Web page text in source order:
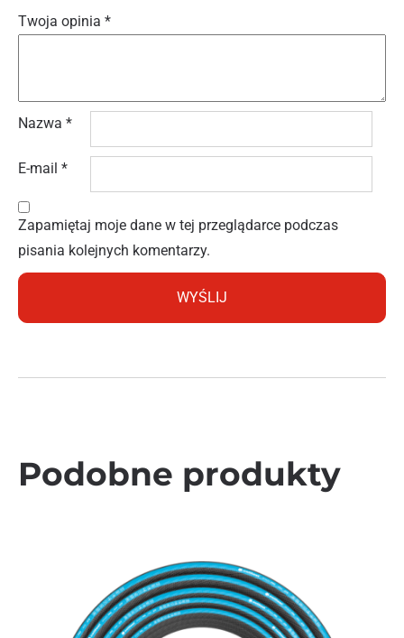
Twoja opinia *
Nazwa *
E-mail *
Zapamiętaj moje dane w tej przeglądarce podczas
pisania kolejnych komentarzy.
Podobne produkty